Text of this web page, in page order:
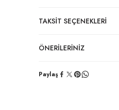
TAKSIT SEÇENEKLERI
ÖNERILERINIZ
Paylaş